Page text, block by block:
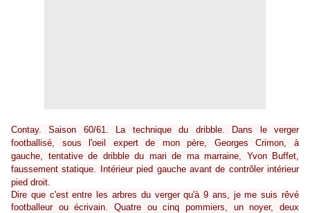
Contay. Saison 60/61. La technique du dribble. Dans le verger
footballisé, sous l'oeil expert de mon père, Georges Crimon, à
gauche, tentative de dribble du mari de ma marraine, Yvon Buffet,
faussement statique. Intérieur pied gauche avant de contrôler intérieur
pied droit.
Dire que c'est entre les arbres du verger qu'à 9 ans, je me suis rêvé
footballeur ou écrivain. Quatre ou cinq pommiers, un noyer, deux